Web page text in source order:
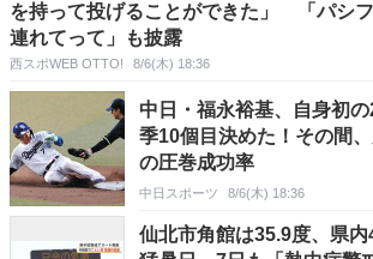
を持って投げることができた」 「パシ
連れてって」も披露
西スポWEB OTTO! 8/6(木) 18:36
中日・福永裕基、自身初
季10個目決めた！その間、
の圧巻成功率
中日スポーツ 8/6(木) 18:36
仙北市角館は35.9度、県